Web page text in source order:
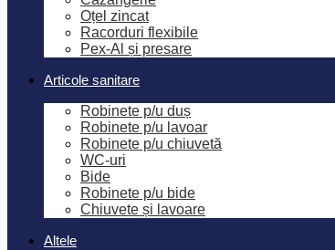
Oțel zincat
Racorduri flexibile
Pex-Al și presare
Articole sanitare
Robinete p/u duș
Robinete p/u lavoar
Robinete p/u chiuvetă
WC-uri
Bide
Robinete p/u bide
Chiuvete și lavoare
Altele